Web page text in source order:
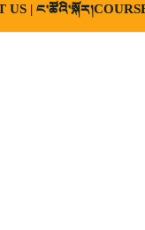
US | ང་ཚོའི་སྐོར།